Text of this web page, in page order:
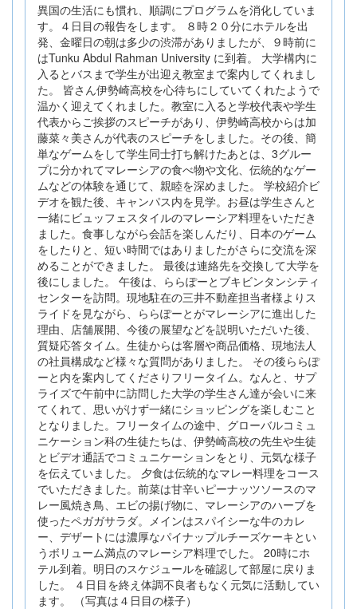
異国の生活にも慣れ、順調にプログラムを消化していま
す。４日目の報告をします。 ８時２０分にホテルを出
発、金曜日の朝は多少の渋滞がありましたが、９時前に
はTunku Abdul Rahman University に到着。 大学構内に
入るとバスまで学生が出迎え教室まで案内してくれまし
た。 皆さん伊勢崎高校を心待ちにしていてくれたようで
温かく迎えてくれました。教室に入ると学校代表や学生
代表からご挨拶のスピーチがあり、伊勢崎高校からは加
藤菜々美さんが代表のスピーチをしました。その後、簡
単なゲームをして学生同士打ち解けたあとは、3グルー
プに分かれてマレーシアの食べ物や文化、伝統的なゲー
ムなどの体験を通じて、親睦を深めました。 学校紹介ビ
デオを観た後、キャンパス内を見学。お昼は学生さんと
一緒にビュッフェスタイルのマレーシア料理をいただき
ました。食事しながら会話を楽しんだり、日本のゲーム
をしたりと、短い時間ではありましたがさらに交流を深
めることができました。 最後は連絡先を交換して大学を
後にしました。 午後は、ららぽーとブキビンタンシティ
センターを訪問。現地駐在の三井不動産担当者様よりス
ライドを見ながら、ららぽーとがマレーシアに進出した
理由、店舗展開、今後の展望などを説明いただいた後、
質疑応答タイム。生徒からは客層や商品価格、現地法人
の社員構成など様々な質問がありました。 その後ららぽ
ーと内を案内してくださりフリータイム。なんと、サプ
ライズで午前中に訪問した大学の学生さん達が会いに来
てくれて、思いがけず一緒にショッピングを楽しむこと
となりました。フリータイムの途中、グローバルコミュ
ニケーション科の生徒たちは、伊勢崎高校の先生や生徒
とビデオ通話でコミュニケーションをとり、元気な様子
を伝えていました。 夕食は伝統的なマレー料理をコース
でいただきました。前菜は甘辛いピーナッツソースのマ
レー風焼き鳥、エビの揚げ物に、マレーシアのハーブを
使ったペガガサラダ。メインはスパイシーな牛のカレ
ー、デザートには濃厚なパイナップルチーズケーキとい
うボリューム満点のマレーシア料理でした。 20時にホ
テル到着。明日のスケジュールを確認して部屋に戻りま
した。 ４日目を終え体調不良者もなく元気に活動してい
ます。 （写真は４日目の様子）